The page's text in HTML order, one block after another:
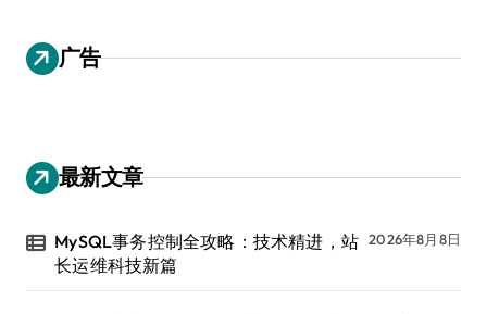
广告
最新文章
MySQL事务控制全攻略：技术精进，站
长运维科技新篇
2026年8月8日